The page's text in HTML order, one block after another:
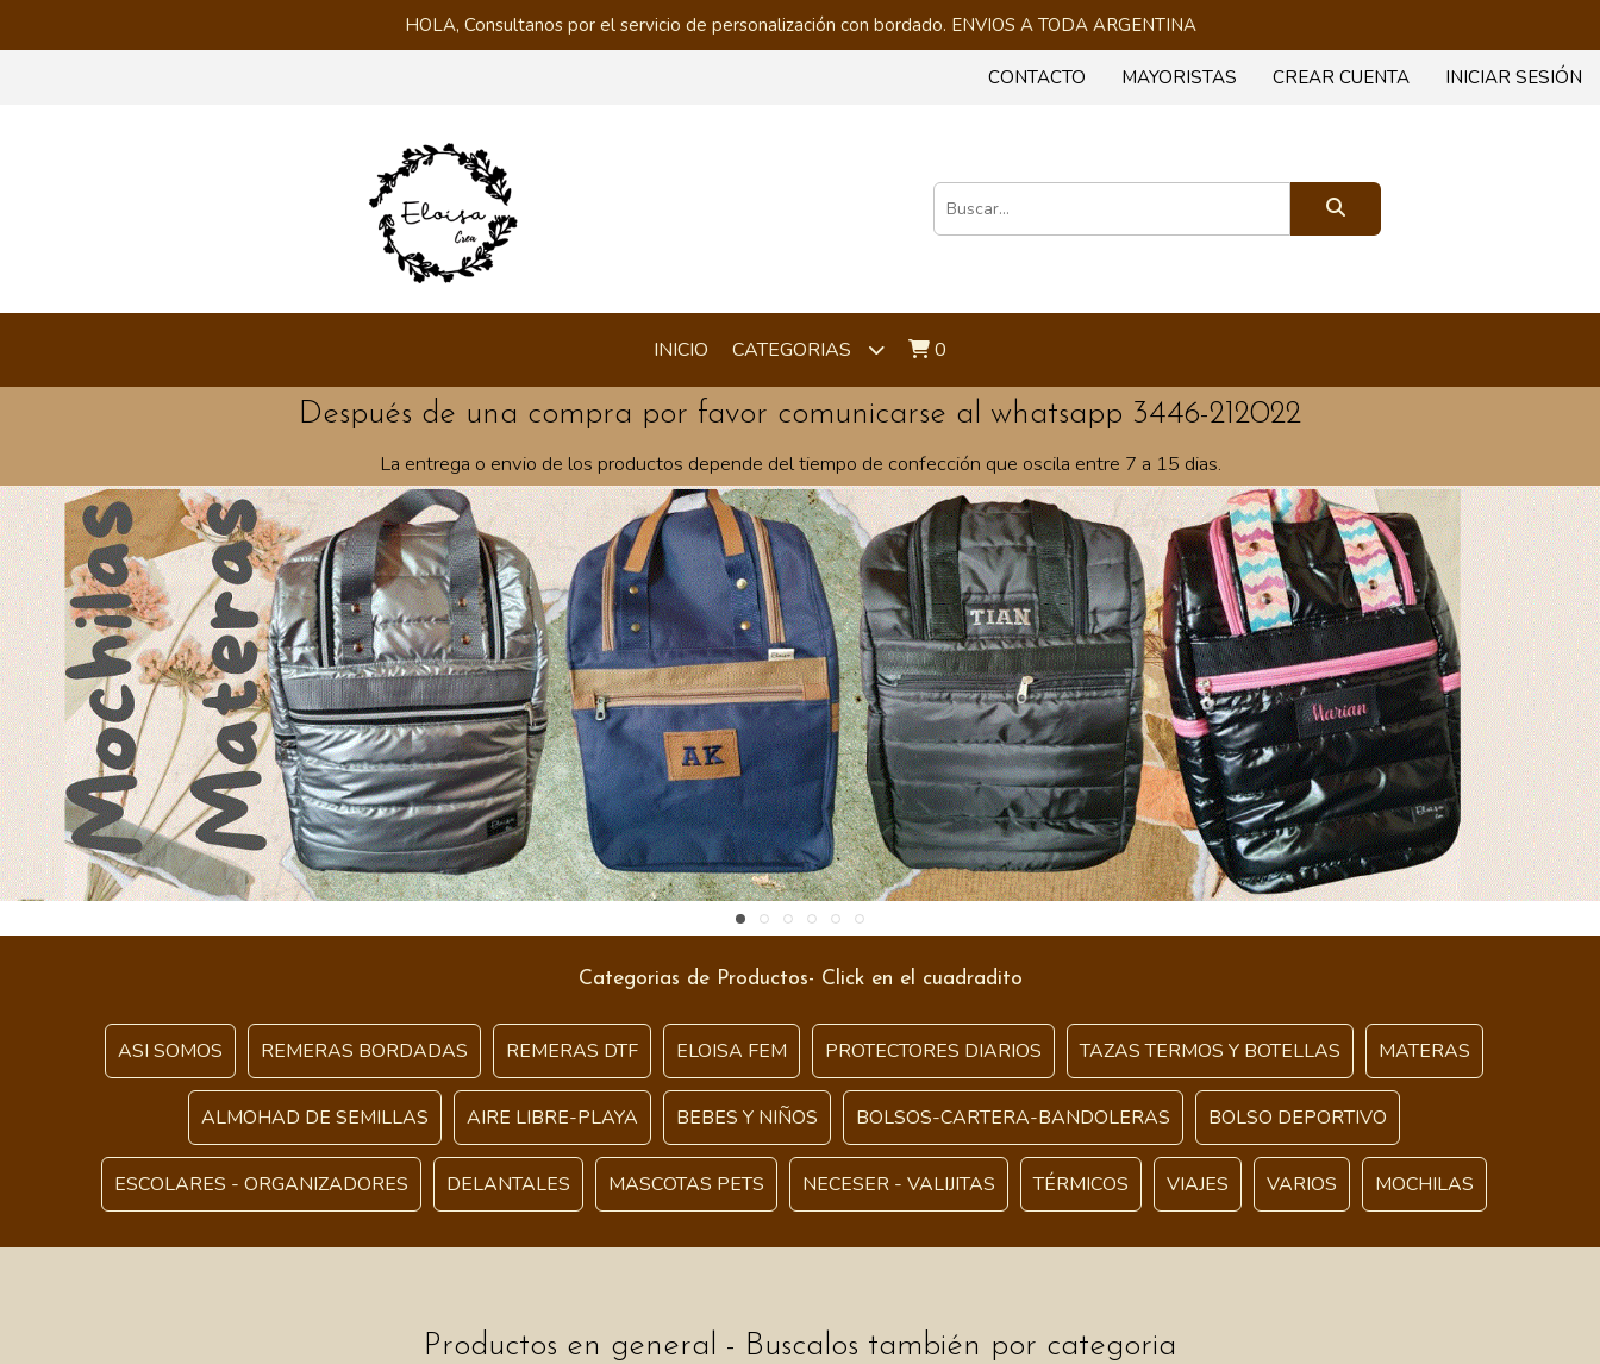
HOLA, Consultanos por el servicio de personalización con bordado. ENVIOS A TODA ARGENTINA
CONTACTO MAYORISTAS CREAR CUENTA INICIAR SESIÓN
INICIO CATEGORIAS 0
Después de una compra por favor comunicarse al whatsapp 3446-212022
La entrega o envio de los productos depende del tiempo de confección que oscila entre 7 a 15 dias.
Categorias de Productos- Click en el cuadradito
ASI SOMOS REMERAS BORDADAS REMERAS DTF ELOISA FEM PROTECTORES DIARIOS TAZAS TERMOS Y BOTELLAS MATERAS
ALMOHAD DE SEMILLAS AIRE LIBRE-PLAYA BEBES Y NIÑOS BOLSOS-CARTERA-BANDOLERAS BOLSO DEPORTIVO
ESCOLARES - ORGANIZADORES DELANTALES MASCOTAS PETS NECESER - VALIJITAS TÉRMICOS VIAJES VARIOS MOCHILAS
Productos en general - Buscalos también por categoria